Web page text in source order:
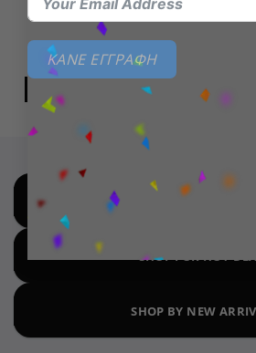
ΚΑΝΕ ΕΓΓΡΑΦΗ
Πορτοφόλι McDonalds
Fry Guys
38,99€
ΠΡΟΣΘΉΚΗ ΣΤΟ ΚΑΛΆΘΙ
SHOP BY BRANDS
SHOP FOR HOT
SHOP BY NEW